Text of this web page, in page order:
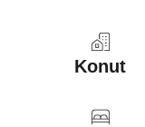
Konut